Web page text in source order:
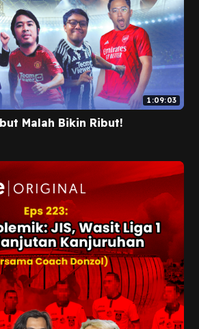
1:09:03
Malah Bikin Ribut!